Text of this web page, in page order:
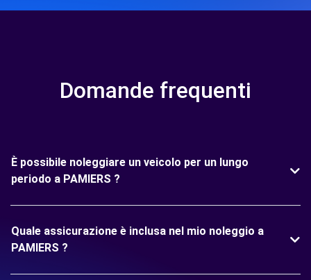
Domande frequenti
È possibile noleggiare un veicolo per un lungo
periodo a PAMIERS ?
Quale assicurazione è inclusa nel mio noleggio a
PAMIERS ?